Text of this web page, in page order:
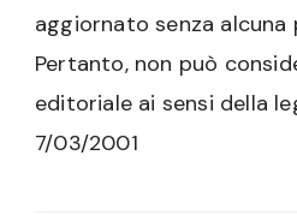
aggiornato senza alcuna
Pertanto, non può
editoriale ai sensi della
7/03/2001